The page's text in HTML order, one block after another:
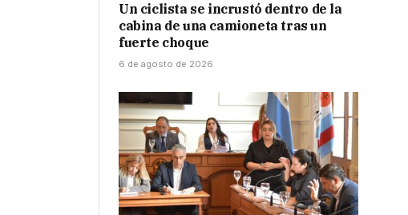
Un ciclista se incrustó dentro de la
cabina de una camioneta tras un
fuerte choque
6 de agosto de 2026